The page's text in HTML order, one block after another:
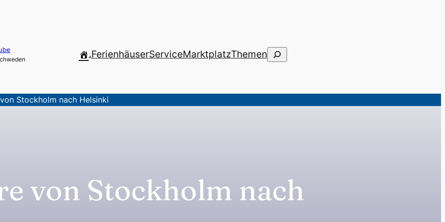
.FerienhäuserServiceMarktplatzThemenSuchen
Stockholm nach Helsinki
von Stockholm nach